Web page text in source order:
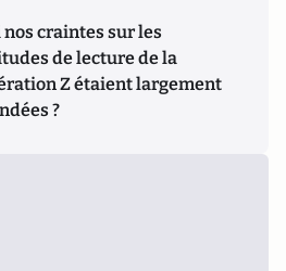
nos craintes sur les
de lecture de la
Z étaient largement
?